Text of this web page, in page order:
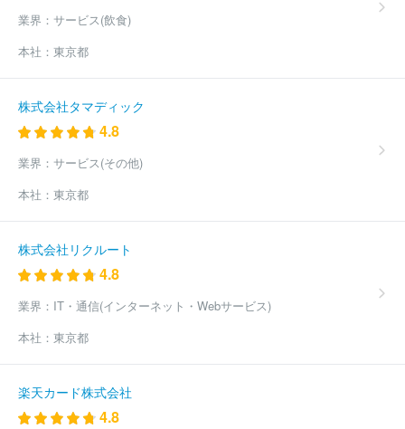
業界： サービス(飲食)
本社： 東京都
株式会社タマディック
4.8
業界： サービス(その他)
本社： 東京都
株式会社リクルート
4.8
業界： IT・通信(インターネット・Webサービス)
本社： 東京都
楽天カード株式会社
4.8